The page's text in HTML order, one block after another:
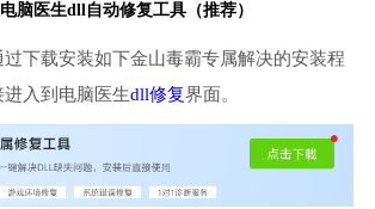
电脑医生dll自动修复工具（推荐）
下载安装如下金山毒霸专属解决的安装程
入到电脑医生dll修复界面。